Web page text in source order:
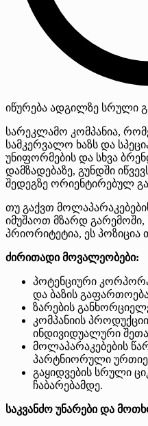
იწურება ადგილზე სრული
სარეკლამო კომპანია,
სამკერვალო ხაზს და
უნიფორმების და სხვა
დამზადებაზე, გუნდში
შედეგზე ორიენტირებულ
თუ გაქვთ
იმუშაოთ მზარდ გარემოში,
პრიორიტეტია, ეს პოზიცია
ძირითადი მოვალეობები:
პოტენციური
და ბაზის
ზარების
კომპანიის
ინდივიდუალური
მოლაპარაკებების
პარტნიორული
გაყიდვების სრული
ჩაბარებამდე.
საკვანძო უნარები და